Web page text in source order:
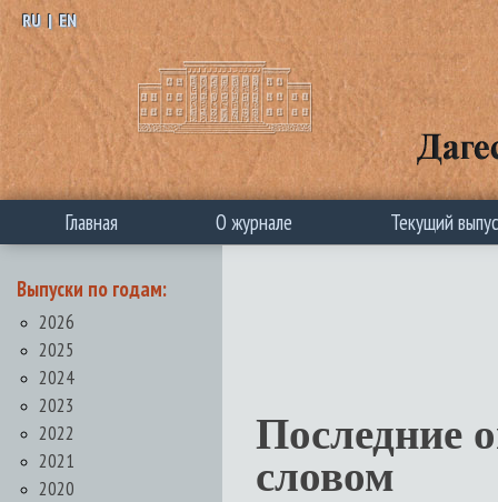
RU | EN
Главная О журнале Текущий
Выпуски по годам:
2026
2025
2024
2023
2022
2021
2020
Последние
словом